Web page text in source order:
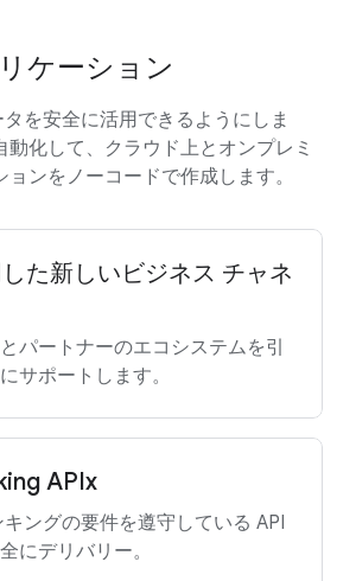
ケーション
を安全に活用できるようにしま
動化して、クラウド上とオンプレミ
ンをノーコードで作成します。
た新しいビジネス チャネ
パートナーのエコシステムを引
サポートします。
APIx
ングの要件を遵守している API
にデリバリー。